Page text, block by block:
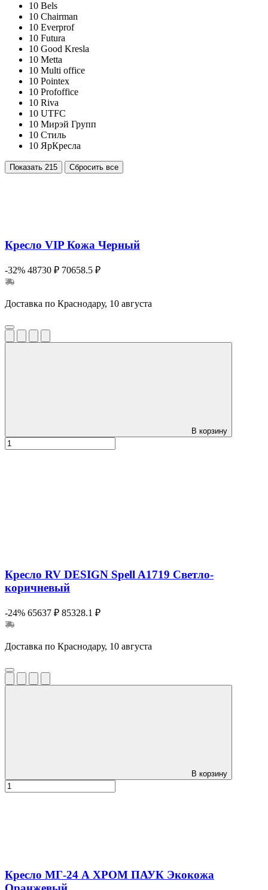
10 Bels
10 Chairman
10 Everprof
10 Futura
10 Good Kresla
10 Metta
10 Multi office
10 Pointex
10 Profoffice
10 Riva
10 UTFC
10 Мирэй Групп
10 Стиль
10 ЯрКресла
Показать 215 Сбросить все
Кресло VIP Кожа Черный
-32% 48730 ₽ 70658.5 ₽
Доставка по Краснодару, 10 августа
В корзину
Кресло RV DESIGN Spell A1719 Светло-
коричневый
-24% 65637 ₽ 85328.1 ₽
Доставка по Краснодару, 10 августа
В корзину
Кресло МГ-24 А ХРОМ ПАУК Экокожа